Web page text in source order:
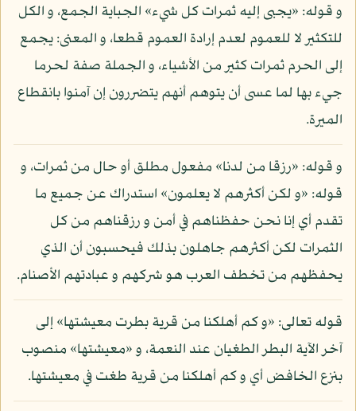
و قوله: «يجبى إليه ثمرات كل شيء» الجباية الجمع، و الكل
للتكثير لا للعموم لعدم إرادة العموم قطعا، و المعنى: يجمع
إلى الحرم ثمرات كثير من الأشياء، و الجملة صفة لحرما
جيء بها لما عسى أن يتوهم أنهم يتضررون إن آمنوا بانقطاع
الميرة.
و قوله: «رزقا من لدنا» مفعول مطلق أو حال من ثمرات، و
قوله: «و لكن أكثرهم لا يعلمون» استدراك عن جميع ما
تقدم أي إنا نحن حفظناهم في أمن و رزقناهم من كل
الثمرات لكن أكثرهم جاهلون بذلك فيحسبون أن الذي
يحفظهم من تخطف العرب هو شركهم و عبادتهم الأصنام.
قوله تعالى: «و كم أهلكنا من قرية بطرت معيشتها» إلى
آخر الآية البطر الطغيان عند النعمة، و «معيشتها» منصوب
بنزع الخافض أي و كم أهلكنا من قرية طغت في معيشتها.